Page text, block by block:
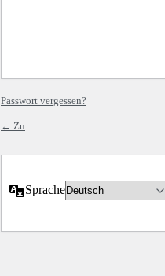
Passwort vergessen?
← Zu
Sprache